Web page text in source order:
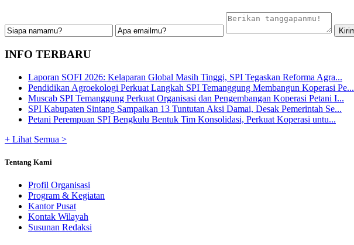
INFO TERBARU
Laporan SOFI 2026: Kelaparan Global Masih Tinggi, SPI Tegaskan Reforma Agra...
Pendidikan Agroekologi Perkuat Langkah SPI Temanggung Membangun Koperasi Pe...
Muscab SPI Temanggung Perkuat Organisasi dan Pengembangan Koperasi Petani I...
SPI Kabupaten Sintang Sampaikan 13 Tuntutan Aksi Damai, Desak Pemerintah Se...
Petani Perempuan SPI Bengkulu Bentuk Tim Konsolidasi, Perkuat Koperasi untu...
+ Lihat Semua >
Tentang Kami
Profil Organisasi
Program & Kegiatan
Kantor Pusat
Kontak Wilayah
Susunan Redaksi